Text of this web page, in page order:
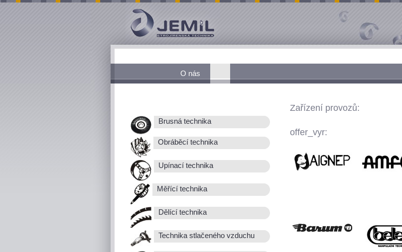
O nás
Brusná technika
Obráběcí technika
Upínací technika
Měřící technika
Dělící technika
Technika stlačeného vzduchu
Zařízení provozů:
offer_vyr: